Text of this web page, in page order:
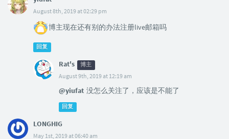
August 8th, 2019 at 02:29 pm
博主现在还有别的办法注册live邮箱吗
回复
Rat's 博主
August 9th, 2019 at 12:19 am
@yiufat 没怎么关注了，应该是不能了
回复
LONGHIG
May 1st, 2019 at 06:40 am